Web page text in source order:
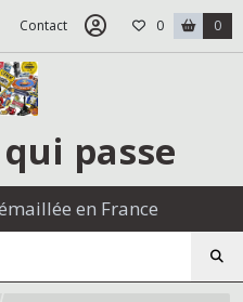
Contact 0 0
passe
en France